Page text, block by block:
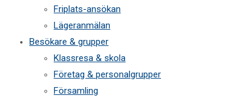
Friplats-ansökan
Lägeranmälan
Besökare & grupper
Klassresa & skola
Företag & personalgrupper
Församling